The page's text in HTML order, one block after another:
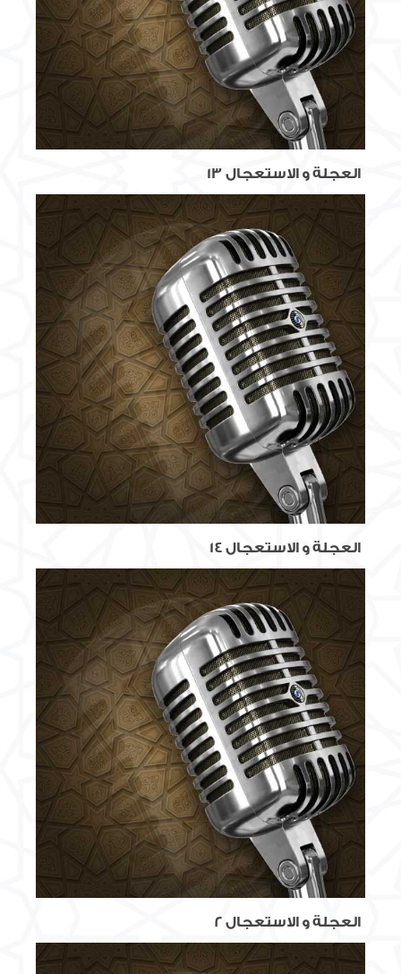
العجلة و الاستعجال 13
العجلة و الاستعجال 14
العجلة و الاستعجال 2